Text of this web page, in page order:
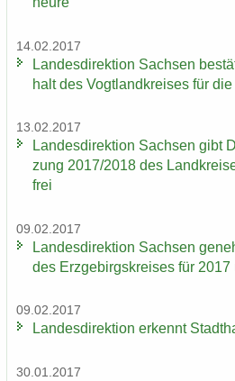
14.02.2017
Lan­des­di­rek­ti­on Sach­sen
halt des Vogt­land­krei­ses für
13.02.2017
Lan­des­di­rek­ti­on Sach­sen gibt
zung 2017/2018 des
frei
09.02.2017
Lan­des­di­rek­ti­on Sach­sen
des Erz­ge­birgs­krei­ses für 2017
09.02.2017
Lan­des­di­rek­ti­on er­kennt
30.01.2017